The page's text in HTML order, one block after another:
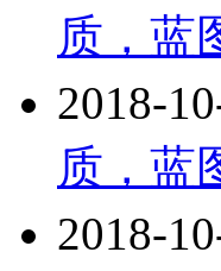
质，蓝
2018-
质，蓝
2018-